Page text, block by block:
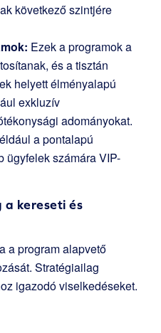
következő szintjére
Ezek a programok a
és a tisztán
helyett élményalapú
exkluzív
adományokat.
a pontalapú
ügyfelek számára VIP-
a kereseti és
a program alapvető
Stratégiailag
igazodó viselkedéseket.